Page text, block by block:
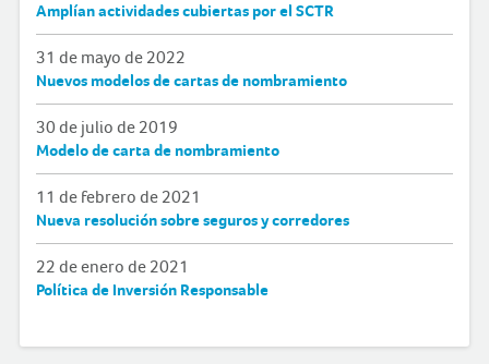
Amplían actividades cubiertas por el SCTR
31 de mayo de 2022
Nuevos modelos de cartas de nombramiento
30 de julio de 2019
Modelo de carta de nombramiento
11 de febrero de 2021
Nueva resolución sobre seguros y corredores
22 de enero de 2021
Política de Inversión Responsable